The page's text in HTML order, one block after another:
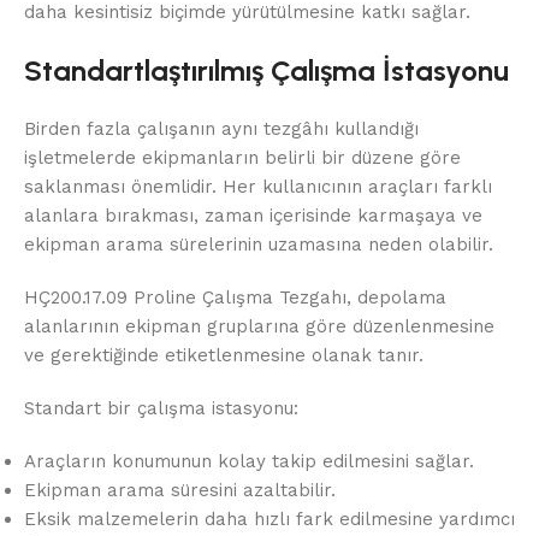
daha kesintisiz biçimde yürütülmesine katkı sağlar.
Standartlaştırılmış Çalışma İstasyonu
Birden fazla çalışanın aynı tezgâhı kullandığı
işletmelerde ekipmanların belirli bir düzene göre
saklanması önemlidir. Her kullanıcının araçları farklı
alanlara bırakması, zaman içerisinde karmaşaya ve
ekipman arama sürelerinin uzamasına neden olabilir.
HÇ200.17.09 Proline Çalışma Tezgahı, depolama
alanlarının ekipman gruplarına göre düzenlenmesine
ve gerektiğinde etiketlenmesine olanak tanır.
Standart bir çalışma istasyonu:
Araçların konumunun kolay takip edilmesini sağlar.
Ekipman arama süresini azaltabilir.
Eksik malzemelerin daha hızlı fark edilmesine yardımcı